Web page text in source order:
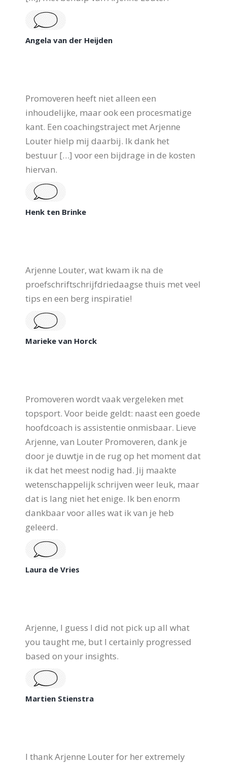
Angela van der Heijden
Henk ten Brinke
Promoveren heeft niet alleen een
inhoudelijke, maar ook een procesmatige
kant. Een coachingstraject met Arjenne
Louter hielp mij daarbij. Ik dank het
bestuur […] voor een bijdrage in de kosten
hiervan.
Marieke van Horck
Arjenne Louter, wat kwam ik na de
proefschriftschrijfdriedaagse thuis met veel
tips en een berg inspiratie!
Laura de Vries
Promoveren wordt vaak vergeleken met
topsport. Voor beide geldt: naast een goede
hoofdcoach is assistentie onmisbaar. Lieve
Arjenne, van Louter Promoveren, dank je
door je duwtje in de rug op het moment dat
ik dat het meest nodig had. Jij maakte
wetenschappelijk schrijven weer leuk, maar
dat is lang niet het enige. Ik ben enorm
dankbaar voor alles wat ik van je heb
geleerd.
Martien Stienstra
Arjenne, I guess I did not pick up all what
you taught me, but I certainly progressed
based on your insights.
I thank Arjenne Louter for her extremely